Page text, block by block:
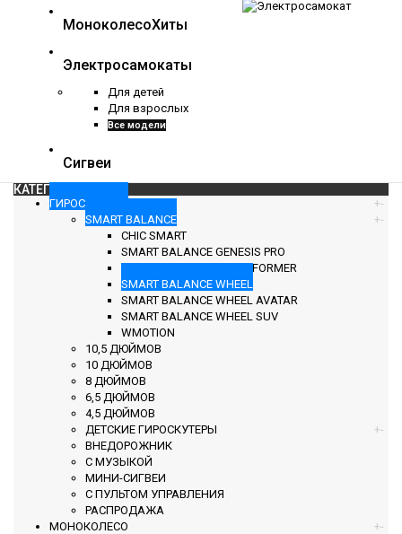
МоноколесоХиты
Электросамокаты
Для детей
Для взрослых
Все модели
Сигвеи
КАТЕГОРИИ
ГИРОСКУТЕРЫ +-
SMART BALANCE
+-
CHIC SMART
SMART BALANCE GENESIS PRO
SMART BALANCE TRANSFORMER
SMART BALANCE WHEEL
SMART BALANCE WHEEL AVATAR
SMART BALANCE WHEEL SUV
WMOTION
10,5 ДЮЙМОВ
10 ДЮЙМОВ
8 ДЮЙМОВ
6,5 ДЮЙМОВ
4,5 ДЮЙМОВ
ДЕТСКИЕ ГИРОСКУТЕРЫ
+-
ВНЕДОРОЖНИК
С МУЗЫКОЙ
МИНИ-СИГВЕИ
С ПУЛЬТОМ УПРАВЛЕНИЯ
РАСПРОДАЖА
МОНОКОЛЕСО
+-